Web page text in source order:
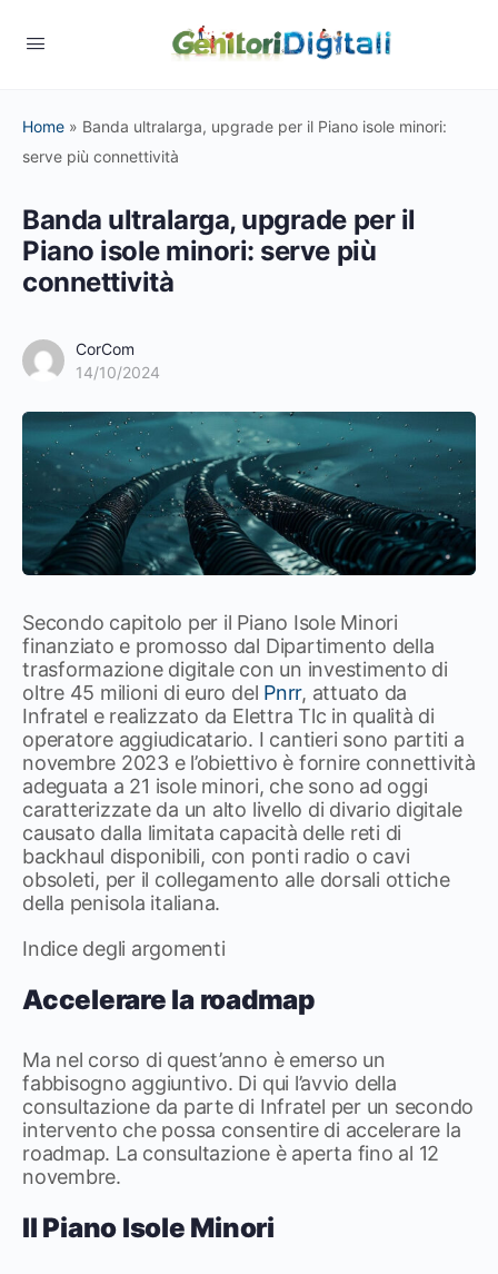
Home » Banda ultralarga, upgrade per il Piano isole minori:
serve più connettività
Banda ultralarga, upgrade per il
Piano isole minori: serve più
connettività
CorCom
14/10/2024
Secondo capitolo per il Piano Isole Minori
finanziato e promosso dal Dipartimento della
trasformazione digitale con un investimento di
oltre 45 milioni di euro del Pnrr, attuato da
Infratel e realizzato da Elettra Tlc in qualità di
operatore aggiudicatario. I cantieri sono partiti a
novembre 2023 e l’obiettivo è fornire connettività
adeguata a 21 isole minori, che sono ad oggi
caratterizzate da un alto livello di divario digitale
causato dalla limitata capacità delle reti di
backhaul disponibili, con ponti radio o cavi
obsoleti, per il collegamento alle dorsali ottiche
della penisola italiana.
Indice degli argomenti
Accelerare la roadmap
Ma nel corso di quest’anno è emerso un
fabbisogno aggiuntivo. Di qui l’avvio della
consultazione da parte di Infratel per un secondo
intervento che possa consentire di accelerare la
roadmap. La consultazione è aperta fino al 12
novembre.
Il Piano Isole Minori